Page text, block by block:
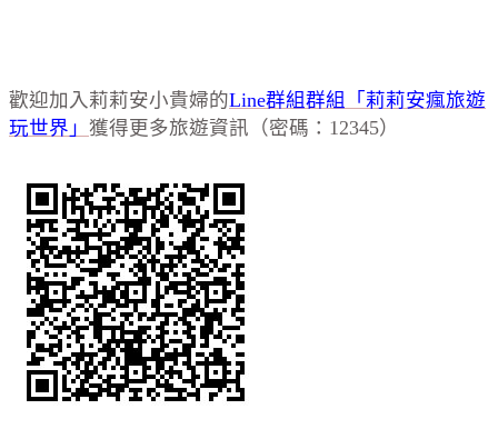
歡迎加入莉莉安小貴婦的Line群組群組「莉莉安瘋旅遊
玩世界」 獲得更多旅遊資訊（密碼：12345）